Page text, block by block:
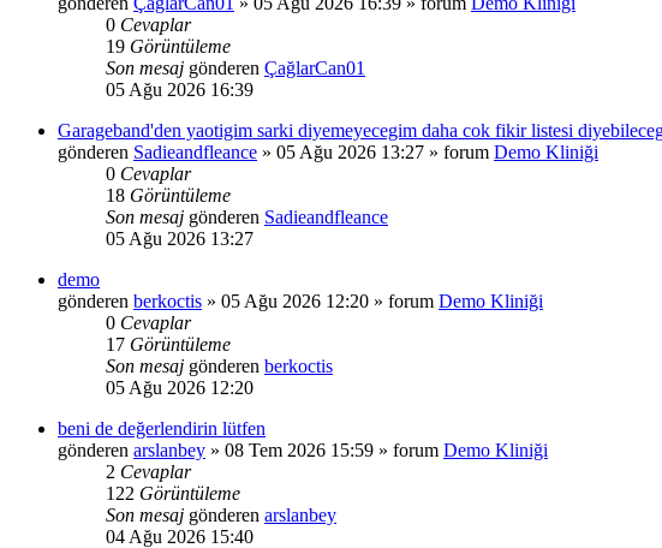
0 Cevaplar
19 Görüntüleme
Son mesaj gönderen ÇağlarCan01
05 Ağu 2026 16:39
Garageband'den yaotigim sarki diyemeyecegim daha cok fikir listesi
gönderen Sadieandfleance » 05 Ağu 2026 13:27 » forum Demo Kliniği
0 Cevaplar
18 Görüntüleme
Son mesaj gönderen Sadieandfleance
05 Ağu 2026 13:27
demo
gönderen berkoctis » 05 Ağu 2026 12:20 » forum Demo Kliniği
0 Cevaplar
17 Görüntüleme
Son mesaj gönderen berkoctis
05 Ağu 2026 12:20
beni de değerlendirin lütfen
gönderen arslanbey » 08 Tem 2026 15:59 » forum Demo Kliniği
2 Cevaplar
122 Görüntüleme
Son mesaj gönderen arslanbey
04 Ağu 2026 15:40